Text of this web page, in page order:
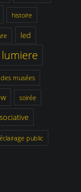
histoire
led
lumiere
musées
soirée
éclairage public